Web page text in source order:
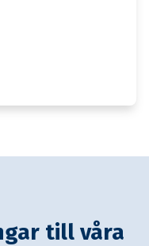
till våra